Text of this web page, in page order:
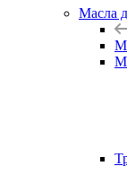
Масла